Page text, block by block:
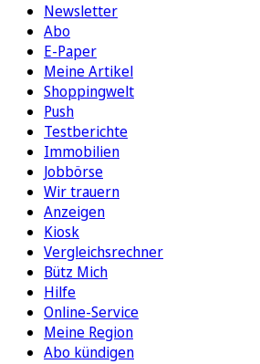
Newsletter
Abo
E-Paper
Meine Artikel
Shoppingwelt
Push
Testberichte
Immobilien
Jobbörse
Wir trauern
Anzeigen
Kiosk
Vergleichsrechner
Bütz Mich
Hilfe
Online-Service
Meine Region
Abo kündigen